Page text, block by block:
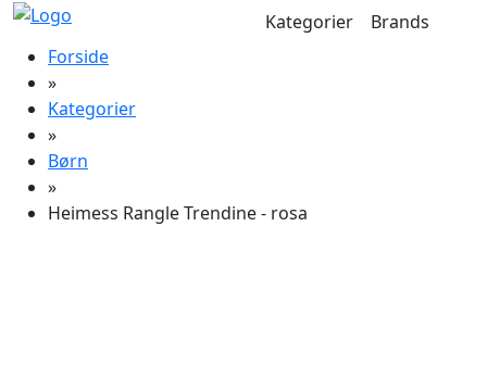
Kategorier
Brands
Forside
»
Kategorier
»
Børn
»
Heimess Rangle Trendine - rosa